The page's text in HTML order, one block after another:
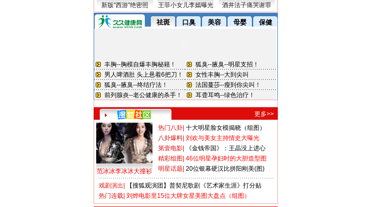
新版“西游”绝密照 王菲小女儿李嫣曝光 酒井法子痛哭谢罪
更多>>
范冰冰李冰冰大撞衫
热门八卦 十大明星脸女模揭晓（组图）
八卦爆料 刘欢与美女主持情史大曝光
第壹电影
《金钱帝国》：王晶没上进心
精彩组图 46位明星孕妇时的大胆造型图
明星话题 20位银幕硬汉比拼阳刚美(图)
戏剧演出
【搜狐观演团】普契尼歌剧《艺术家生涯》打分贴
热门连载 刘烨电影里15位大牌女星美图大盘点（组图）